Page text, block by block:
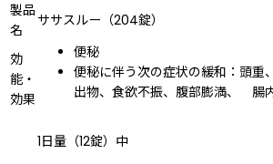
製品
名
ササスルー（204錠）
効
能・
効果
便秘
便秘に伴う次の症状の緩和：頭重
出物、食欲不振、腹部膨満、 腸
1日量（12錠）中